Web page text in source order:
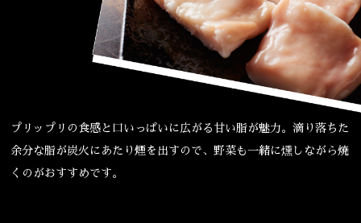
プリップリの食感と口いっぱいに広がる甘い脂が魅力。滴り落ちた
余分な脂が炭火にあたり煙を出すので、野菜も一緒に燻しながら焼
くのがおすすめです。